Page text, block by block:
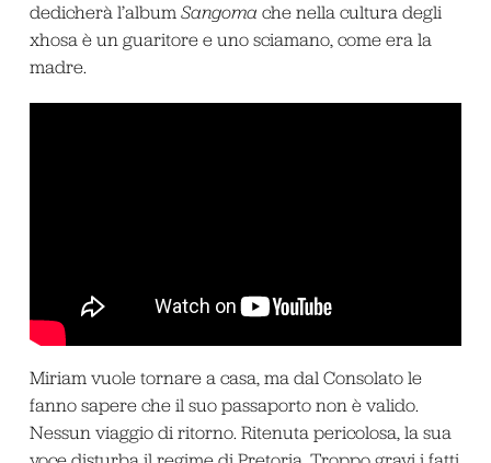
dedicherà l’album Sangoma che nella cultura degli
xhosa è un guaritore e uno sciamano, come era la
madre.
Miriam vuole tornare a casa, ma dal Consolato le
fanno sapere che il suo passaporto non è valido.
Nessun viaggio di ritorno. Ritenuta pericolosa, la sua